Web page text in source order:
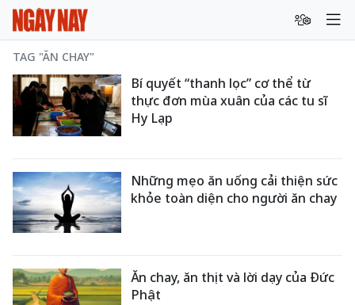
TAG "ĂN CHAY"
Bí quyết “thanh lọc” cơ thể từ
thực đơn mùa xuân của các tu sĩ
Hy Lạp
Những mẹo ăn uống cải thiện sức
khỏe toàn diện cho người ăn chay
Ăn chay, ăn thịt và lời dạy của Đức
Phật